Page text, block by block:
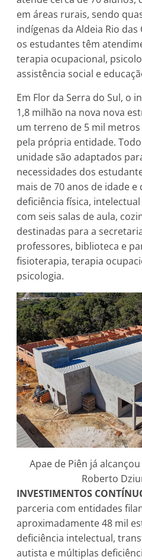
em áreas rurais, sendo
indígenas da Aldeia Rio das
os estudantes têm
terapia ocupacional,
assistência social e
Em Flor da Serra do Sul, o
1,8 milhão na nova nova
um terreno de 5 mil
pela própria entidade.
unidade são adaptados
necessidades dos
mais de 70 anos de idade
deficiência física,
com seis salas de aula,
destinadas para a
professores, biblioteca e
fisioterapia, terapia
psicologia.
Apae de Piên já
Roberto
INVESTIMENTOS
parceria com entidades
aproximadamente 48 mil
deficiência intelectual,
autista e múltiplas